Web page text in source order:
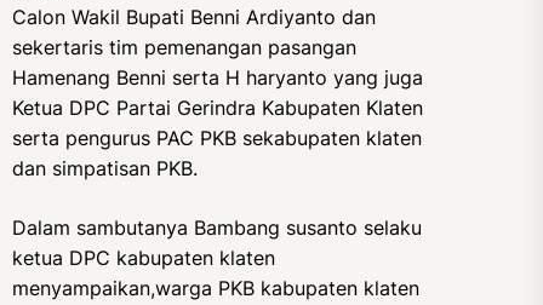
Calon Wakil Bupati Benni Ardiyanto dan
sekertaris tim pemenangan pasangan
Hamenang Benni serta H haryanto yang juga
Ketua DPC Partai Gerindra Kabupaten Klaten
serta pengurus PAC PKB sekabupaten klaten
dan simpatisan PKB.
Dalam sambutanya Bambang susanto selaku
ketua DPC kabupaten klaten
menyampaikan,warga PKB kabupaten klaten